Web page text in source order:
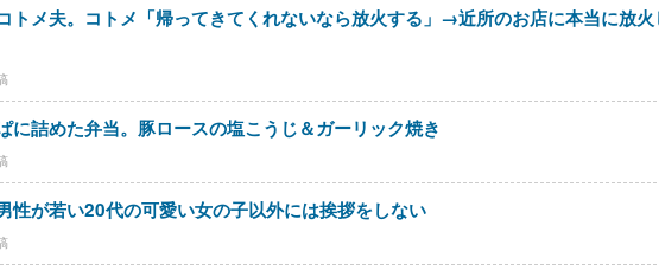
トメ夫。コトメ「帰ってきてくれないなら放火する」→近所のお店に本当に放
に詰めた弁当。豚ロースの塩こうじ＆ガーリック焼き
性が若い20代の可愛い女の子以外には挨拶をしない